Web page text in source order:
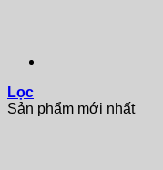
Lọc
Sản phẩm mới nhất